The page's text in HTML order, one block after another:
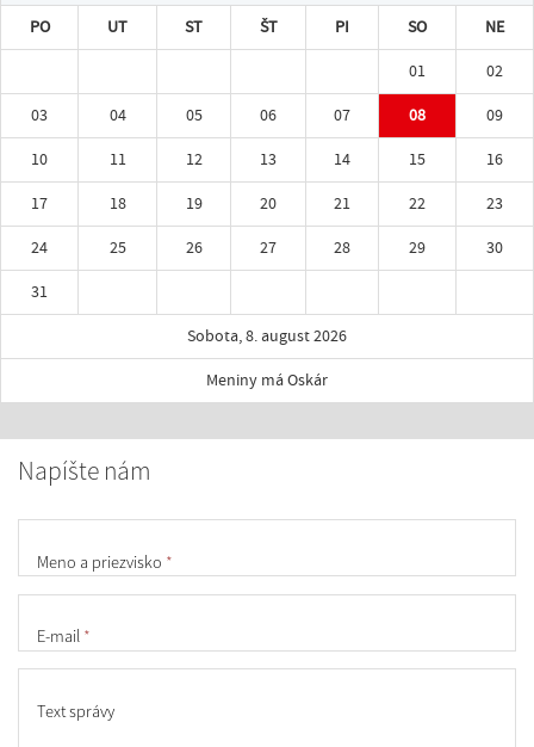
PO UT ST ŠT PI SO
NE
01
02
03
04 05 06 07 08
09
10
11 12 13 14 15
16
17
18 19 20 21 22
23
24
25 26 27 28 29
30
31
Sobota, 8. august 2026
Meniny má Oskár
Napíšte nám
Meno a priezvisko *
E-mail *
Text správy